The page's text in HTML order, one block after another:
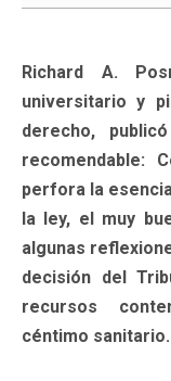
Richard A.
universitario y
derecho,
recomendable:
perfora la
la ley, el muy
algunas
decisión del
recursos
céntimo sanitario.